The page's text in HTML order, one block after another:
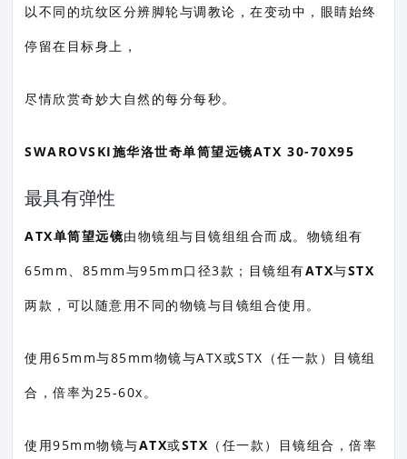
以不同的坑纹区分辨脚轮与调教论，在变动中，眼睛始终
停留在目标身上，
尽情欣赏奇妙大自然的每分每秒。
SWAROVSKI施华洛世奇单筒望远镜ATX 30-70X95
最具有弹性
ATX单筒望远镜由物镜组与目镜组组合而成。物镜组有
65mm、85mm与95mm口径3款；目镜组有ATX与STX
两款，可以随意用不同的物镜与目镜组合使用。
使用65mm与85mm物镜与ATX或STX（任一款）目镜组
合，倍率为25-60x。
使用95mm物镜与ATX或STX （任一款）目镜组合，倍率